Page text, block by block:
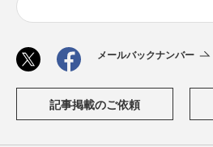
メールバックナンバー
記事掲載のご依頼